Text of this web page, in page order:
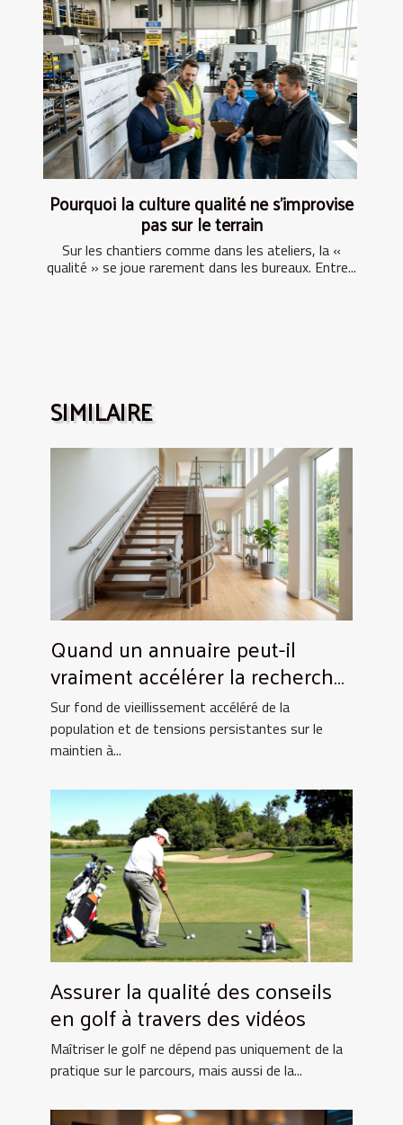
Pourquoi la culture qualité ne s’improvise
pas sur le terrain
Sur les chantiers comme dans les ateliers, la «
qualité » se joue rarement dans les bureaux. Entre...
SIMILAIRE
Quand un annuaire peut-il
vraiment accélérer la recherche
de monte-escaliers performants
?
Sur fond de vieillissement accéléré de la
population et de tensions persistantes sur le
maintien à...
Assurer la qualité des conseils
en golf à travers des vidéos
Maîtriser le golf ne dépend pas uniquement de la
pratique sur le parcours, mais aussi de la...